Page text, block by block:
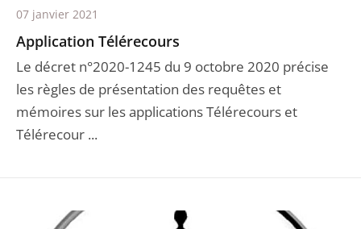
Application Télérecours
Le décret n°2020-1245 du 9 octobre 2020 précise
les règles de présentation des requêtes et
mémoires sur les applications Télérecours et
Télérecour ...
07 janvier 2021